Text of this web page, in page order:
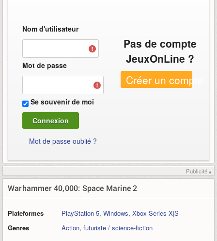
Nom d'utilisateur
Mot de passe
Se souvenir de moi
Mot de passe oublié ?
Pas de compte
JeuxOnLine ?
Créer un compte
Publicité ▴
Warhammer 40,000: Space Marine 2
Plateformes PlayStation 5, Windows, Xbox Series X|S
Genres
Action, futuriste / science-fiction